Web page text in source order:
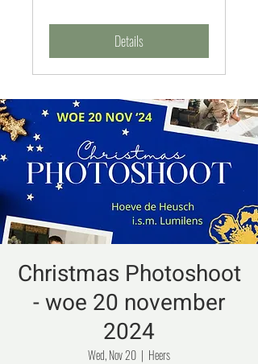
Details
Christmas Photoshoot
- woe 20 november
2024
Wed, Nov 20
  |
Heers